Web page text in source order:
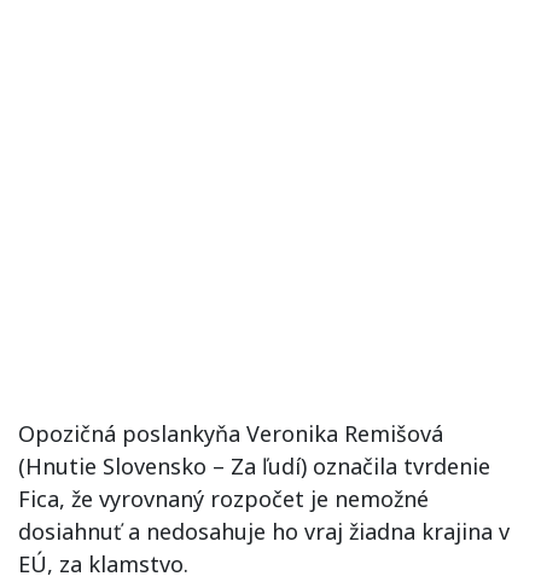
Opozičná poslankyňa Veronika Remišová
(Hnutie Slovensko – Za ľudí) označila tvrdenie
Fica, že vyrovnaný rozpočet je nemožné
dosiahnuť a nedosahuje ho vraj žiadna krajina v
EÚ, za klamstvo.